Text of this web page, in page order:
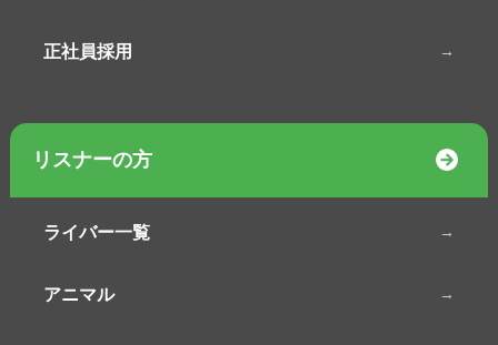
正社員採用
リスナーの方
ライバー一覧
アニマル